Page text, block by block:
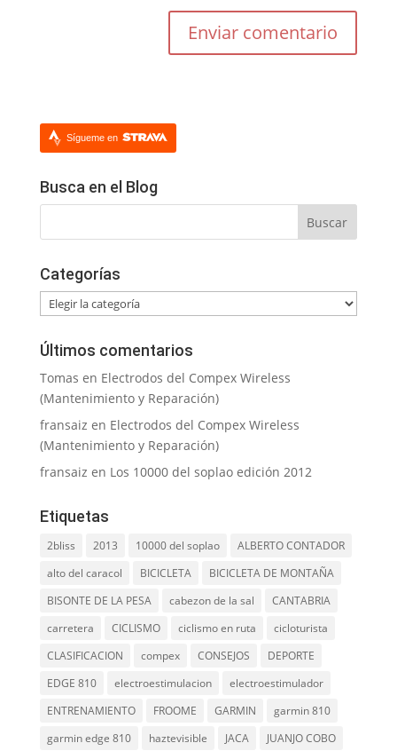
Sígueme en
Busca en el Blog
Categorías
Categorías
Últimos comentarios
Tomas en Electrodos del Compex Wireless
(Mantenimiento y Reparación)
fransaiz en Electrodos del Compex Wireless
(Mantenimiento y Reparación)
fransaiz en Los 10000 del soplao edición 2012
Etiquetas
2bliss 2013 10000 del soplao
ALBERTO CONTADOR
alto del caracol
BICICLETA
BICICLETA DE MONTAÑA
BISONTE DE LA PESA
cabezon de la sal
CANTABRIA
carretera
CICLISMO ciclismo en ruta
cicloturista
CLASIFICACION
compex CONSEJOS
DEPORTE
EDGE 810
electroestimulacion
electroestimulador
ENTRENAMIENTO
FROOME GARMIN
garmin 810
garmin edge 810
haztevisible JACA JUANJO COBO